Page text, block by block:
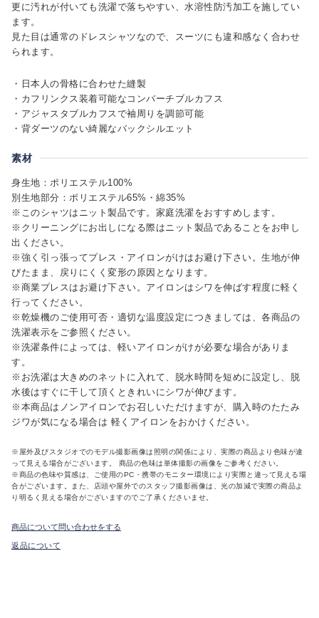
更に汚れが付いても洗濯で落ちやすい、水溶性防汚加工を施してい
ます。
見た目は通常のドレスシャツなので、スーツにも違和感なく合わせ
られます。
・日本人の骨格に合わせた縫製
・カフリンクス装着可能なコンバーチブルカフス
・アジャスタブルカフスで袖周りを調節可能
・背ダーツのない綺麗なバックシルエット
素材
身生地：ポリエステル100%
別生地部分：ポリエステル65%・綿35%
※このシャツはニット製品です。家庭洗濯をおすすめします。
※クリーニングにお出しになる際はニット製品であることをお申し
出ください。
※強く引っ張ってプレス・アイロンがけはお避け下さい。生地が伸
びたまま、戻りにくく変形の原因となります。
※商業プレスはお避け下さい。アイロンはシワを伸ばす程度に軽く
行ってください。
※乾燥機のご使用可否・適切な温度設定につきましては、各商品の
洗濯表示をご参照ください。
※洗濯条件によっては、軽いアイロンがけが必要な場合がありま
す。
※お洗濯は大きめのネットに入れて、脱水時間を短めに設定し、脱
水後はすぐに干して頂くときれいにシワが伸びます。
※本商品はノンアイロンでお召しいただけますが、購入時のたたみ
ジワが気になる場合は 軽くアイロンをおかけください。
※屋外及びスタジオでのモデル撮影画像は照明の関係により、実際の商品より色味が違
って見える場合がございます。 商品の色味は単体撮影の画像をご参考ください。
※商品の色味や質感は、ご使用のPC・携帯のモニター環境により実際と違って見える場
合がございます。また、店頭や屋外でのスタッフ撮影画像は、光の加減で実際の商品よ
り明るく見える場合がございますのでご了承くださいませ。
商品について問い合わせをする
返品について